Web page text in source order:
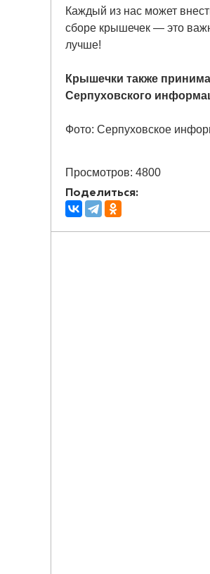
Каждый из нас может
сборе крышечек — это
лучше!
Крышечки также
Серпуховского
Фото: Серпуховское
Просмотров: 4800
Поделиться: